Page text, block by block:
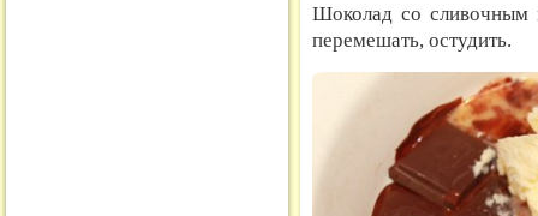
Шоколад со сливочным
перемешать, остудить.